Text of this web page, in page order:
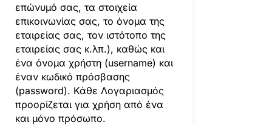
επώνυμό σας, τα στοιχεία
επικοινωνίας σας, το όνομα της
εταιρείας σας, τον ιστότοπο της
εταιρείας σας κ.λπ.), καθώς και
ένα όνομα χρήστη (username) και
έναν κωδικό πρόσβασης
(password). Κάθε Λογαριασμός
προορίζεται για χρήση από ένα
και μόνο πρόσωπο.